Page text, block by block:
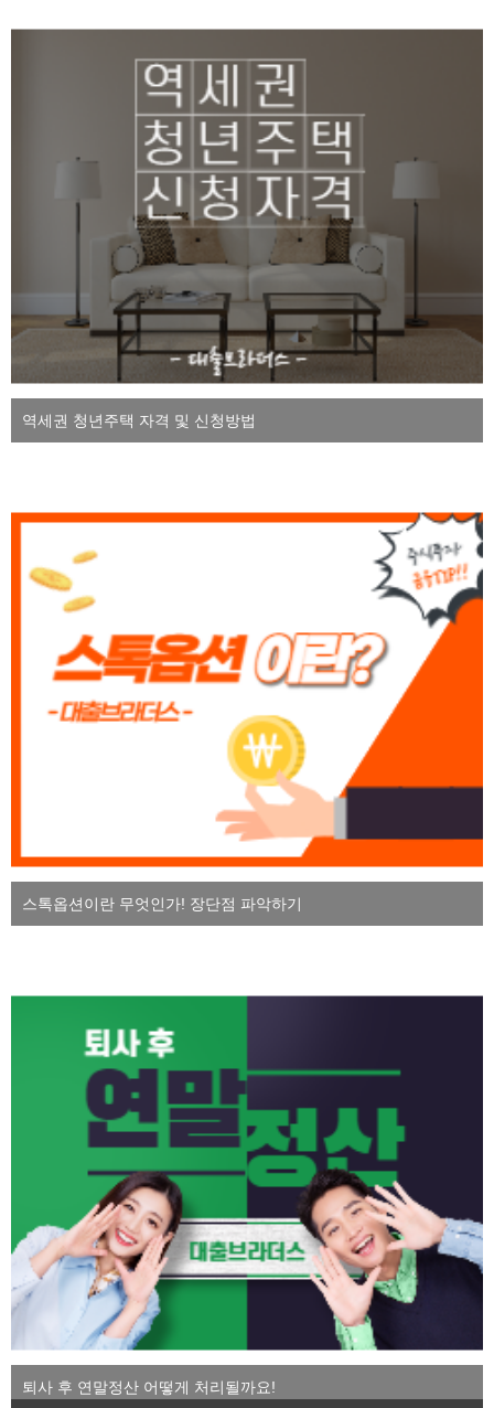
역세권 청년주택 자격 및 신청방법
스톡옵션이란 무엇인가! 장단점 파악하기
퇴사 후 연말정산 어떻게 처리될까요!